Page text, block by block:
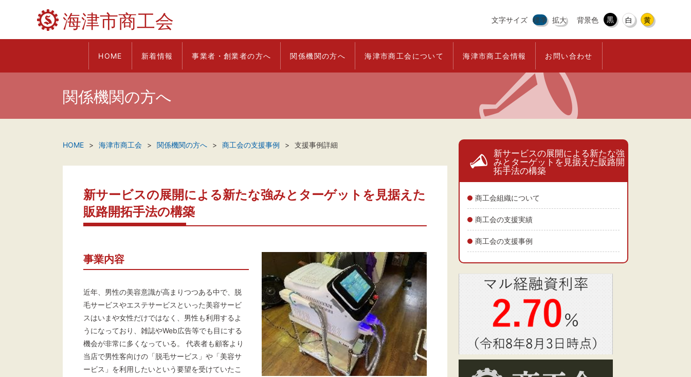
海津市商工会 文字サイズ 標準 拡大 背景色 黒 白 黄
HOME 新着情報 事業者・創業者の方へ 関係機関の方へ 海津市商工会について 海津市商工会情報 お問い合わせ
関係機関の方へ
新サービスの展開による新たな強
みとターゲットを見据えた販路開
拓手法の構築
商工会組織について
商工会の支援実績
商工会の支援事例
HOME 海津市商工会 関係機関の方へ 商工会の支援事例 支援事例詳細
新サービスの展開による新たな強みとターゲットを見据えた
販路開拓手法の構築
事業内容
近年、男性の美容意識が高まりつつある中で、脱
毛サービスやエステサービスといった美容サービ
スはいまや女性だけではなく、男性も利用するよ
うになっており、雑誌やWeb広告等でも目にする
機会が非常に多くなっている。 代表者も顧客より
当店で男性客向けの「脱毛サービス」や「美容サ
ービス」を利用したいという要望を受けていたこ